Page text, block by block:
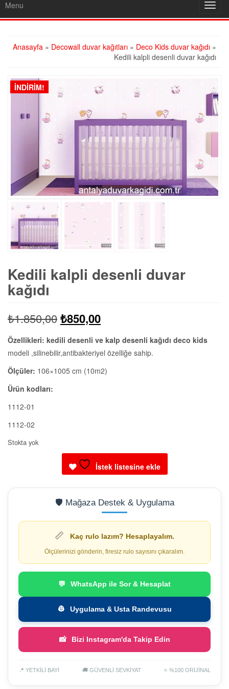
Menu
Anasayfa » Decowall duvar kağıtları » Deco Kids duvar kağıdı »
Kedili kalpli desenli duvar kağıdı
İNDIRIM!
Kedili kalpli desenli duvar
kağıdı
₺1.850,00Orijinal
fiyat:
₺1.850,00.
₺850,00Şu
andaki
fiyat:
₺850,00.
Özellikleri: kedili desenli ve kalp desenli kağıdı deco kids
modeli ,silinebilir,antibakteriyel özelliğe sahip.
Ölçüler: 106×1005 cm (10m2)
Ürün kodları:
1112-01
1112-02
Stokta yok
İstek listesine ekle
🛡️ Mağaza Destek & Uygulama
📏 Kaç rulo lazım? Hesaplayalım.
Ölçülerinizi gönderin, firesiz rulo sayısını çıkaralım.
💬 WhatsApp ile Sor & Hesaplat
👷 Uygulama & Usta Randevusu
📸 Bizi Instagram'da Takip Edin
📍 YETKİLİ BAYİ 🚚 GÜVENLİ SEVKİYAT ⭐ %100 ORİJİNAL